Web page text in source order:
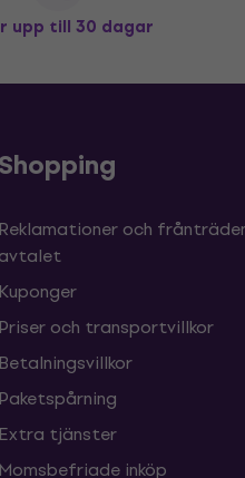
upp till 30 dagar
Shopping
Reklamationer och
avtalet
Kuponger
Priser och transportvillkor
Betalningsvillkor
Paketspårning
Extra tjänster
Momsbefriade inköp